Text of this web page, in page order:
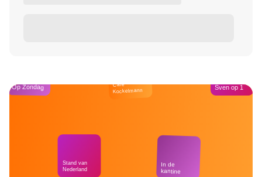
Op Zondag
Stand van
Nederland
Café
Kockelmann
In de
kantine
Sven op 1